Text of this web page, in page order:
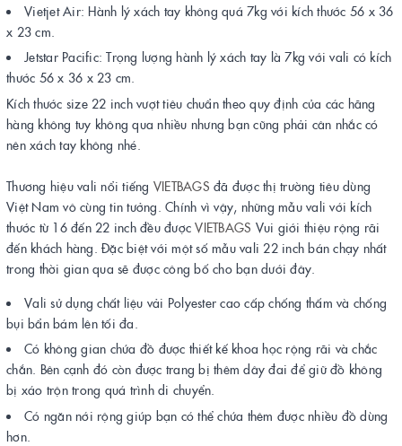
Vietjet Air: Hành lý xách tay không quá 7kg với kích thước 56 x 36
x 23 cm.
Jetstar Pacific: Trọng lượng hành lý xách tay là 7kg với vali có kích
thước 56 x 36 x 23 cm.
Kích thước size 22 inch vượt tiêu chuẩn theo quy định của các hãng
hàng không tuy không qua nhiều nhưng bạn cũng phải cân nhắc có
nên xách tay không nhé.
Thương hiệu vali nổi tiếng VIETBAGS đã được thị trường tiêu dùng
Việt Nam vô cùng tin tưởng. Chính vì vậy, những mẫu vali với kích
thước từ 16 đến 22 inch đều đượcVIETBAGS Vui giới thiệu rộng rãi
đến khách hàng. Đặc biệt với một số mẫu vali 22 inch bán chạy nhất
trong thời gian qua sẽ được công bố cho bạn dưới đây.
Vali sử dụng chất liệu vải Polyester cao cấp chống thấm và chống
bụi bẩn bám lên tối đa.
Có không gian chứa đồ được thiết kế khoa học rộng rãi và chắc
chắn. Bên cạnh đó còn được trang bị thêm dây đai để giữ đồ không
bị xáo trộn trong quá trình di chuyển.
Có ngăn nới rộng giúp bạn có thể chứa thêm được nhiều đồ dùng
hơn.